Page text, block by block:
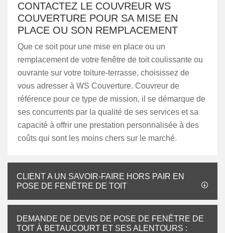
CONTACTEZ LE COUVREUR WS
COUVERTURE POUR SA MISE EN
PLACE OU SON REMPLACEMENT
Que ce soit pour une mise en place ou un
remplacement de votre fenêtre de toit coulissante ou
ouvrante sur votre toiture-terrasse, choisissez de
vous adresser à WS Couverture. Couvreur de
référence pour ce type de mission, il se démarque de
ses concurrents par la qualité de ses services et sa
capacité à offrir une prestation personnalisée à des
coûts qui sont les moins chers sur le marché.
CLIENT A UN SAVOIR-FAIRE HORS PAIR EN
POSE DE FENÊTRE DE TOIT
DEMANDE DE DEVIS DE POSE DE FENÊTRE DE
TOIT À BETAUCOURT ET SES ALENTOURS :